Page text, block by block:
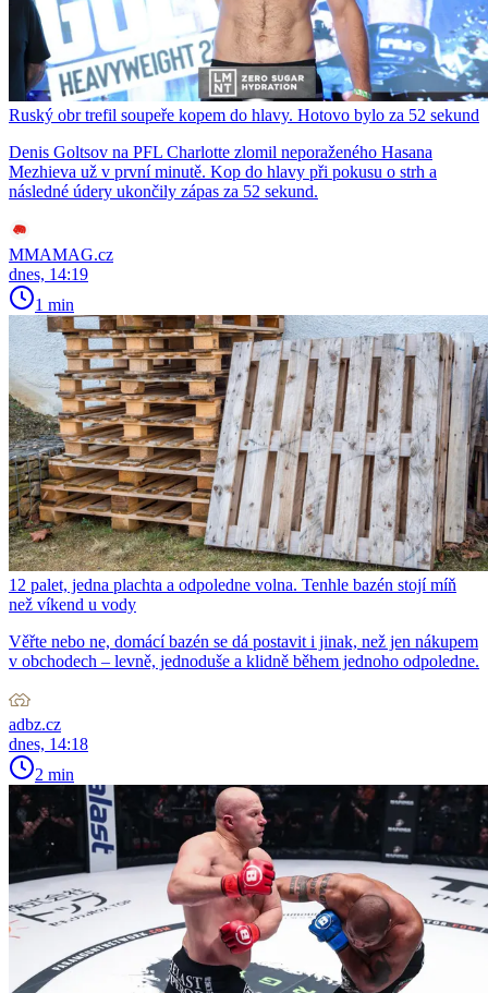
Ruský obr trefil soupeře kopem do hlavy. Hotovo bylo za 52 sekund
Denis Goltsov na PFL Charlotte zlomil neporaženého Hasana
Mezhieva už v první minutě. Kop do hlavy při pokusu o strh a
následné údery ukončily zápas za 52 sekund.
MMAMAG.cz
dnes, 14:19
1 min
12 palet, jedna plachta a odpoledne volna. Tenhle bazén stojí míň
než víkend u vody
Věřte nebo ne, domácí bazén se dá postavit i jinak, než jen nákupem
v obchodech – levně, jednoduše a klidně během jednoho odpoledne.
adbz.cz
dnes, 14:18
2 min